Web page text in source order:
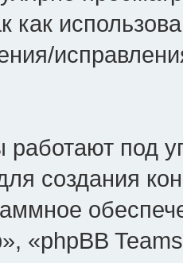
как
под
создания
«phpBB